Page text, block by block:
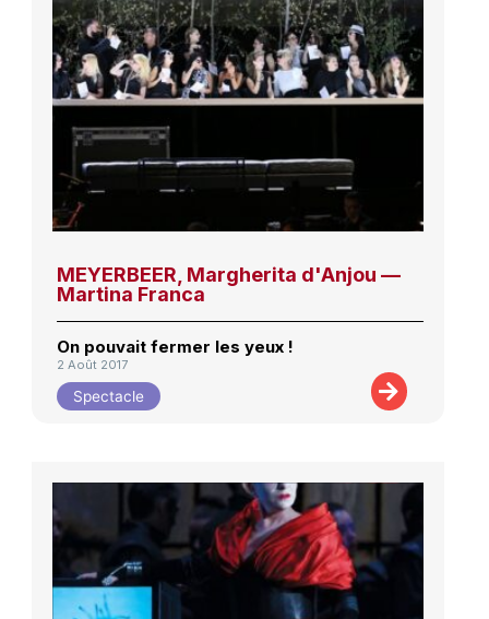
MEYERBEER, Margherita d'Anjou —
Martina Franca
On pouvait fermer les yeux !
2 Août 2017
Spectacle